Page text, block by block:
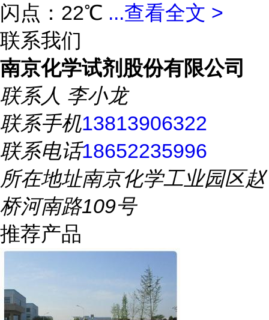
闪点：22℃ ...查看全文 >
联系我们
南京化学试剂股份有限公司
联系人 李小龙
联系手机13813906322
联系电话18652235996
所在地址南京化学工业园区赵
桥河南路109号
推荐产品